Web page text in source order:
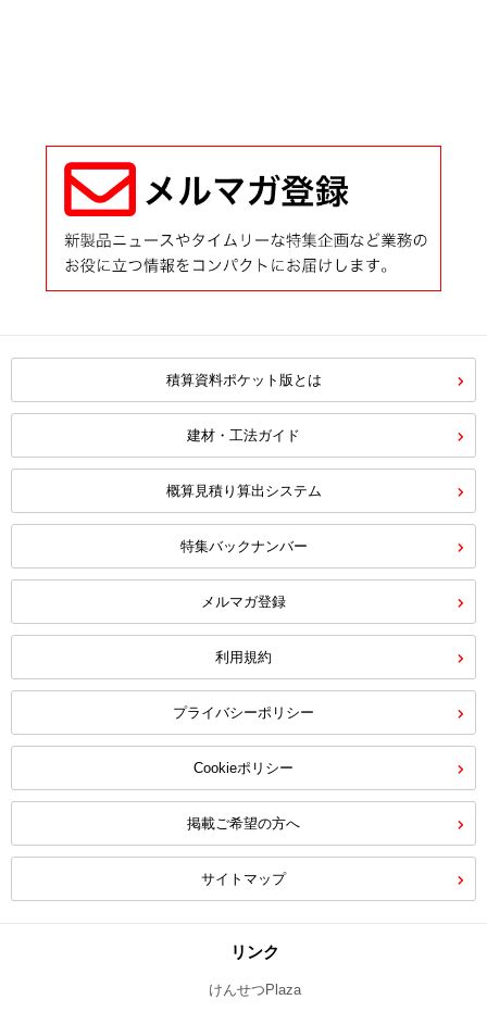
積算資料ポケット版とは
建材・工法ガイド
概算見積り算出システム
特集バックナンバー
メルマガ登録
利用規約
プライバシーポリシー
Cookieポリシー
掲載ご希望の方へ
サイトマップ
リンク
けんせつPlaza